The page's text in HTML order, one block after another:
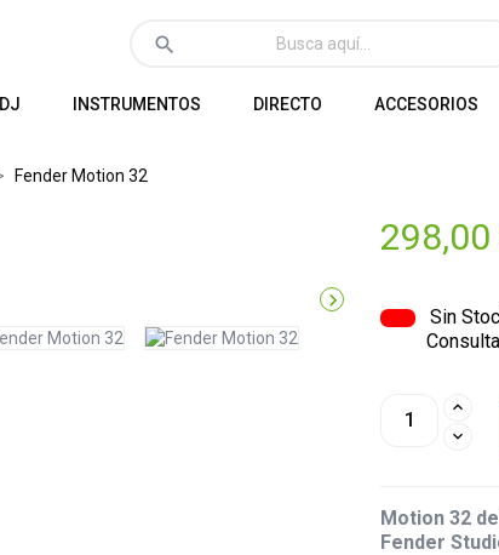
search
DJ INSTRUMENTOS DIRECTO ACCESORIOS
Fender Motion 32

298,00
Sin
Motion 32
Fender